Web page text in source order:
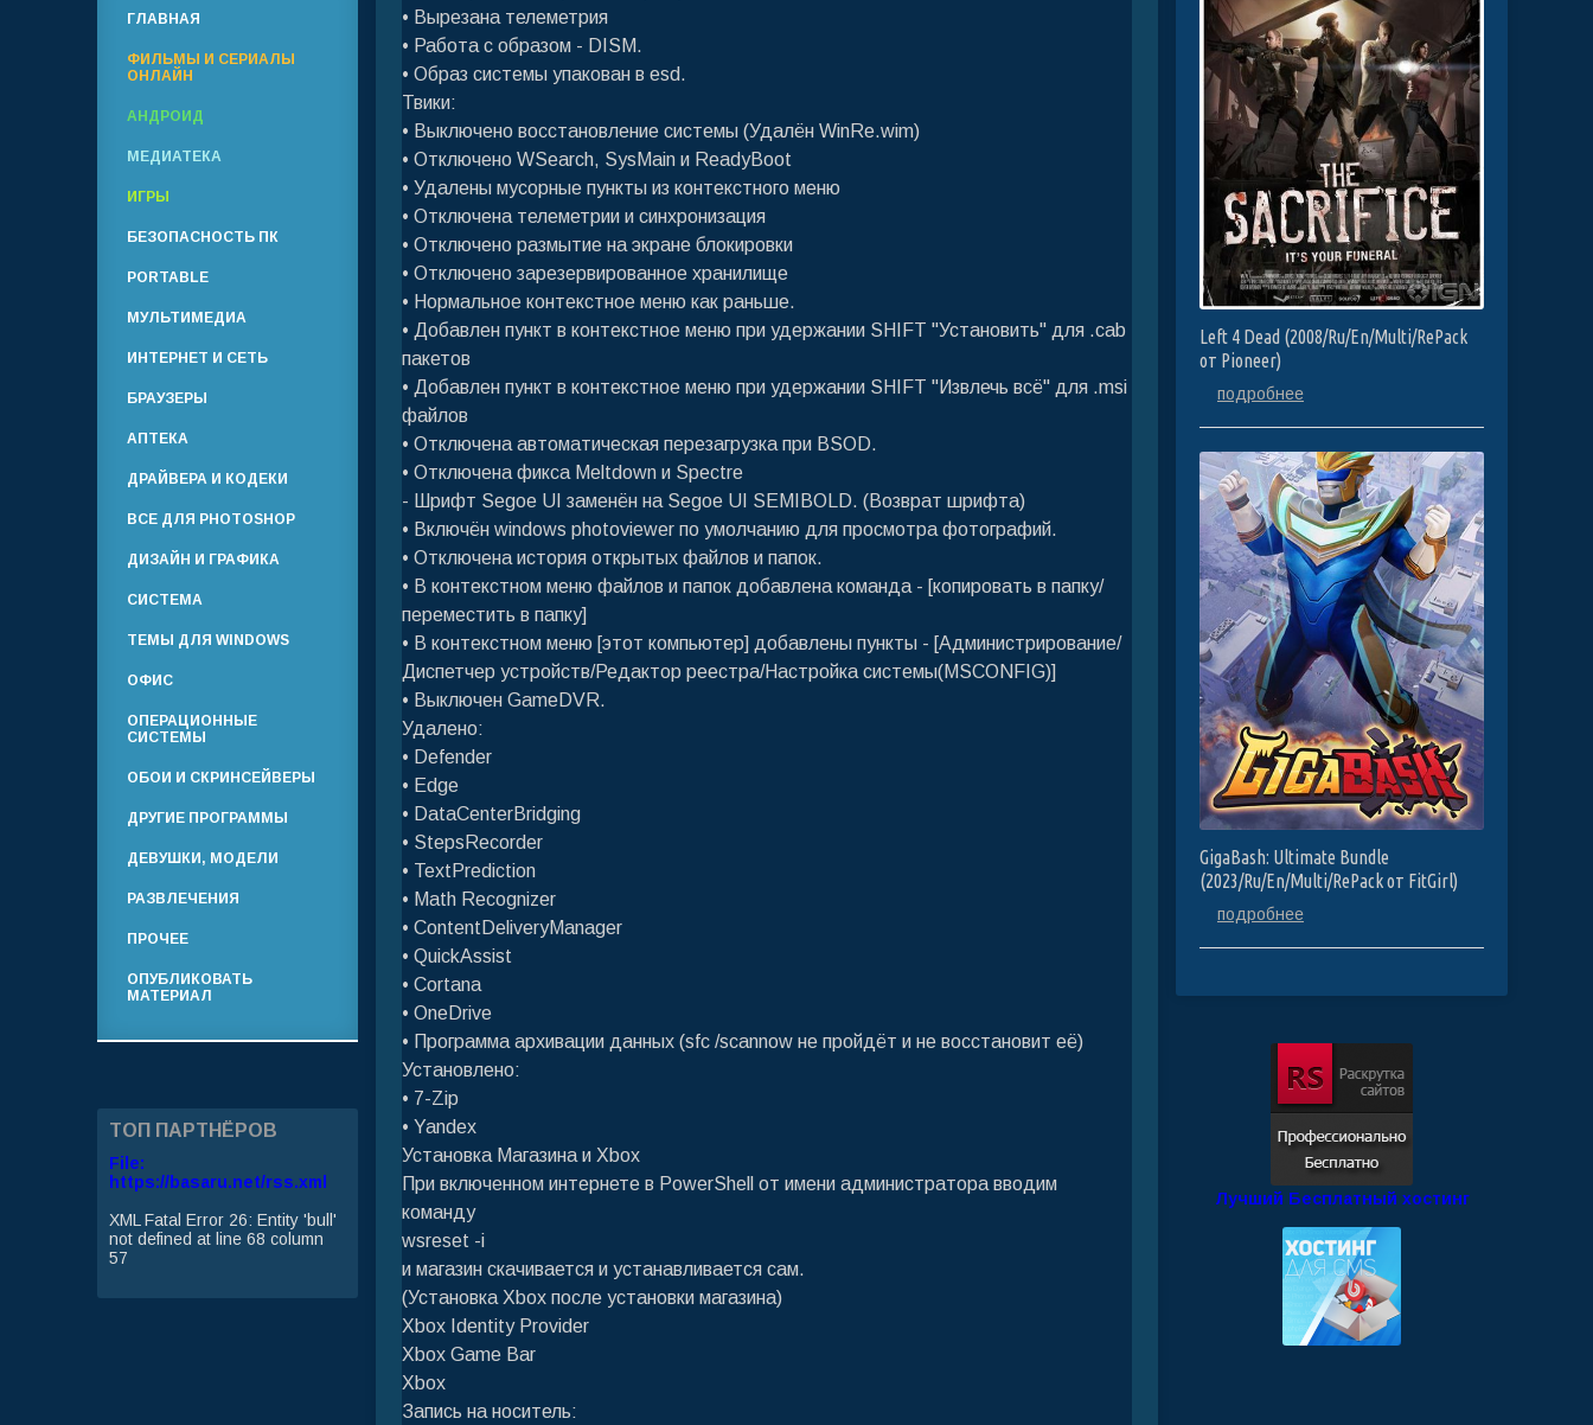
• Вырезана телеметрия
• Работа с образом - DISM.
• Образ системы упакован в esd.
Твики:
• Выключено восстановление системы (Удалён WinRe.wim)
• Отключено WSearch, SysMain и ReadyBoot
• Удалены мусорные пункты из контекстного меню
• Отключена телеметрии и синхронизация
• Отключено размытие на экране блокировки
• Отключено зарезервированное хранилище
• Нормальное контекстное меню как раньше.
• Добавлен пункт в контекстное меню при удержании SHIFT "Установить" для .cab
пакетов
• Добавлен пункт в контекстное меню при удержании SHIFT "Извлечь всё" для .msi
файлов
• Отключена автоматическая перезагрузка при BSOD.
• Отключена фикса Meltdown и Spectre
- Шрифт Segoe UI заменён на Segoe UI SEMIBOLD. (Возврат шрифта)
• Включён windows photoviewer по умолчанию для просмотра фотографий.
• Отключена история открытых файлов и папок.
• В контекстном меню файлов и папок добавлена команда - [копировать в папку/
переместить в папку]
• В контекстном меню [этот компьютер] добавлены пункты - [Администрирование/
Диспетчер устройств/Редактор реестра/Настройка системы(MSCONFIG)]
• Выключен GameDVR.
Удалено:
• Defender
• Edge
• DataCenterBridging
• StepsRecorder
• TextPrediction
• Math Recognizer
• ContentDeliveryManager
• QuickAssist
• Cortana
• OneDrive
• Программа архивации данных (sfc /scannow не пройдёт и не восстановит её)
Установлено:
• 7-Zip
• Yandex
Установка Магазина и Xbox
При включенном интернете в PowerShell от имени администратора вводим
команду
wsreset -i
и магазин скачивается и устанавливается сам.
(Установка Xbox после установки магазина)
Xbox Identity Provider
Xbox Game Bar
Xbox
Запись на носитель:
ГЛАВНАЯ
ФИЛЬМЫ И СЕРИАЛЫ
ОНЛАЙН
АНДРОИД
МЕДИАТЕКА
ИГРЫ
БЕЗОПАСНОСТЬ ПК
PORTABLE
МУЛЬТИМЕДИА
ИНТЕРНЕТ И СЕТЬ
БРАУЗЕРЫ
АПТЕКА
ДРАЙВЕРА И КОДЕКИ
ВСЕ ДЛЯ PHOTOSHOP
ДИЗАЙН И ГРАФИКА
СИСТЕМА
ТЕМЫ ДЛЯ WINDOWS
ОФИС
ОПЕРАЦИОННЫЕ
СИСТЕМЫ
ОБОИ И СКРИНСЕЙВЕРЫ
ДРУГИЕ ПРОГРАММЫ
ДЕВУШКИ, МОДЕЛИ
РАЗВЛЕЧЕНИЯ
ПРОЧЕЕ
ОПУБЛИКОВАТЬ
МАТЕРИАЛ
ТОП ПАРТНЁРОВ
File:
https://basaru.net/rss.xml
XML Fatal Error 26: Entity 'bull'
not defined at line 68 column
57
Left 4 Dead (2008/Ru/En/Multi/RePack
от Pioneer)
подробнее
GigaBash: Ultimate Bundle
(2023/Ru/En/Multi/RePack от FitGirl)
подробнее
Лучший Бесплатный хостинг